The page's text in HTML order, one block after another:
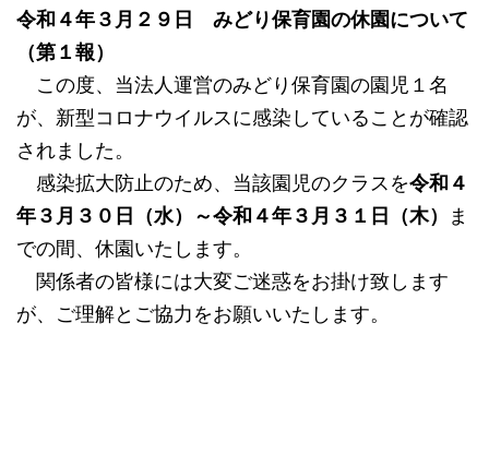
令和４年３月２９日 みどり保育園の休園について
（第１報）
この度、当法人運営のみどり保育園の園児１名
が、新型コロナウイルスに感染していることが確認
されました。
感染拡大防止のため、当該園児のクラスを令和４
年３月３０日（水）～令和４年３月３１日（木）
ま
での間、休園いたします。
関係者の皆様には大変ご迷惑をお掛け致します
が、ご理解とご協力をお願いいたします。